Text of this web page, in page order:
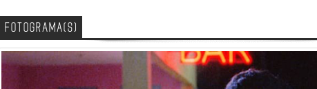
FOTOGRAMA(S)